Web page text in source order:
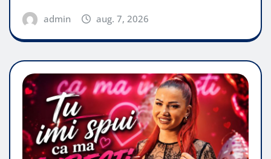
admin aug. 7, 2026